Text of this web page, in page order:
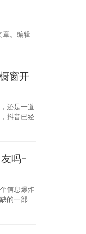
章。编辑
窗开
还是一道
抖音已经
吗-
信息爆炸
的一部